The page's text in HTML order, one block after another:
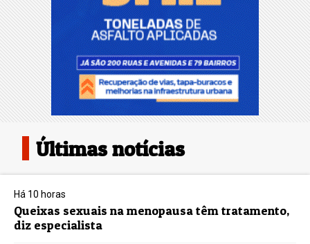
Últimas notícias
Há 10 horas
Queixas sexuais na menopausa têm tratamento,
diz especialista